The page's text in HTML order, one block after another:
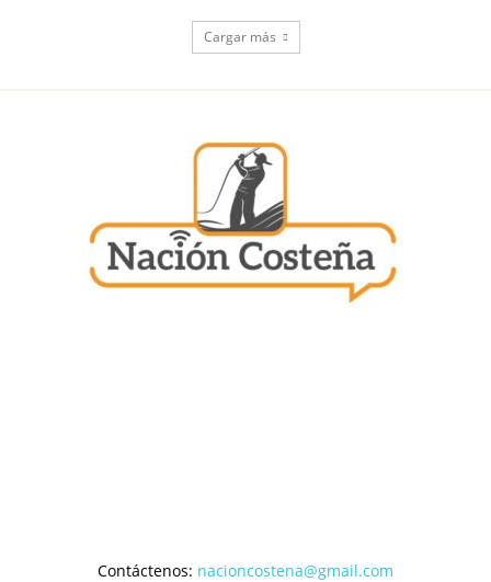
Cargar más
Contáctenos: nacioncostena@gmail.com